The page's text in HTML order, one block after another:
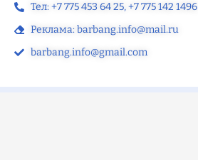
Тел: +7 775 453 64 25‬, +7 775 142 1496‬
Реклама: barbang.info@mail.ru
barbang.info@gmail.com